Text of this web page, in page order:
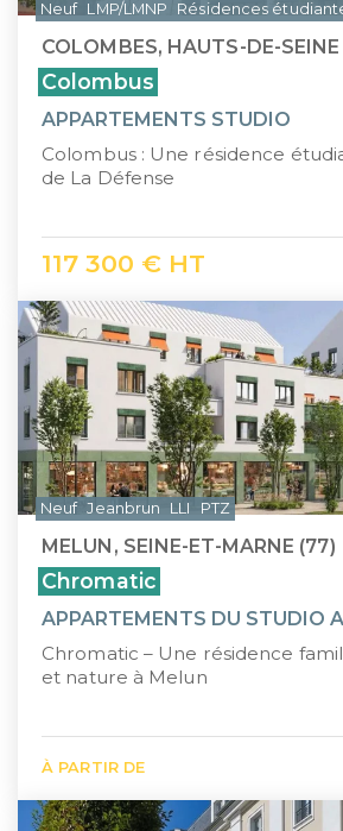
COLOMBES, HAUTS-DE-
Colombus
APPARTEMENTS STUDIO
Colombus : Une résidence
de La Défense
117 300 € HT
Neuf LMP/LMNP Résidences
MELUN, SEINE-ET-MARNE (77)
Chromatic
APPARTEMENTS DU STUDIO
Chromatic – Une résidence
et nature à Melun
À PARTIR DE
Neuf Jeanbrun LLI PTZ